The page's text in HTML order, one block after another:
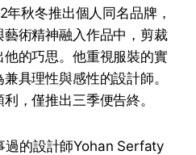
秋冬推出個人同名品牌，
術精神融入作品中，剪裁
的巧思。他重視服裝的實
具理性與感性的設計師。
，僅推出三季便告終。
過的設計師Yohan Serfaty